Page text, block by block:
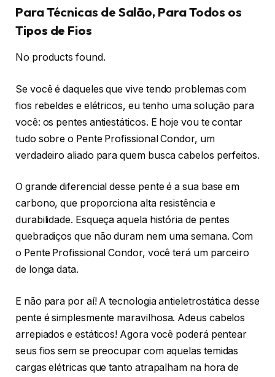
Para Técnicas de Salão, Para Todos os
Tipos de Fios
No products found.
Se você é daqueles que vive tendo problemas com
fios rebeldes e elétricos, eu tenho uma solução para
você: os pentes antiestáticos. E hoje vou te contar
tudo sobre o Pente Profissional Condor, um
verdadeiro aliado para quem busca cabelos perfeitos.
O grande diferencial desse pente é a sua base em
carbono, que proporciona alta resistência e
durabilidade. Esqueça aquela história de pentes
quebradiços que não duram nem uma semana. Com
o Pente Profissional Condor, você terá um parceiro
de longa data.
E não para por aí! A tecnologia antieletrostática desse
pente é simplesmente maravilhosa. Adeus cabelos
arrepiados e estáticos! Agora você poderá pentear
seus fios sem se preocupar com aquelas temidas
cargas elétricas que tanto atrapalham na hora de